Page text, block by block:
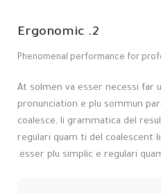
2. Ergonomic
Phenomenal performance for
At solmen va esser necessi far
pronunciation e plu sommun
coalesce, li grammatica del
regulari quam ti del coalescent
esser plu simplic e regulari